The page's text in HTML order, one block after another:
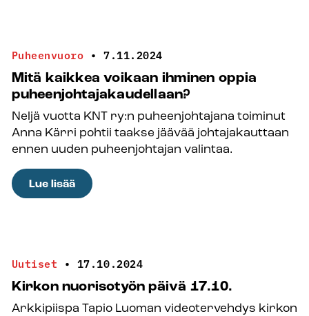
–
Kirkon
vetovoima
puhututti
Diakonian
ja
kasvatuksen
päivillä
Puheenvuoro • 7.11.2024
Mitä kaikkea voikaan ihminen oppia
puheenjohtajakaudellaan?
Neljä vuotta KNT ry:n puheenjohtajana toiminut
Anna Kärri pohtii taakse jäävää johtajakauttaan
ennen uuden puheenjohtajan valintaa.
Lue lisää:
Mitä
oppia
puheenjohtajakaudellaan?
Uutiset • 17.10.2024
Kirkon nuorisotyön päivä 17.10.
Arkkipiispa Tapio Luoman videotervehdys kirkon